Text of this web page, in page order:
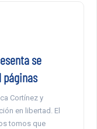
se
páginas
Cortínez y
en libertad. El
tomos que